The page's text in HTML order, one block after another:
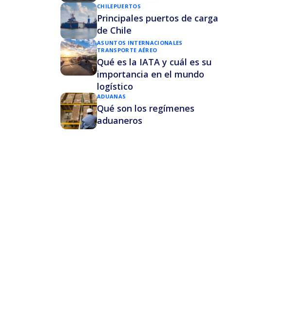
CHILEPUERTOS
Principales puertos de carga
de Chile
ASUNTOS INTERNACIONALES
TRANSPORTE AÉREO
Qué es la IATA y cuál es su
importancia en el mundo
logístico
ADUANAS
Qué son los regímenes
aduaneros